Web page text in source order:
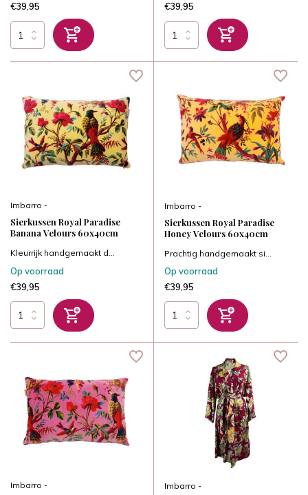
€39,95
€39,95
Imbarro -
Sierkussen Royal Paradise
Banana Velours 60x40cm
Kleurrijk handgemaakt d...
Op voorraad
€39,95
Imbarro -
Sierkussen Royal Paradise
Honey Velours 60x40cm
Prachtig handgemaakt si...
Op voorraad
€39,95
Imbarro - Imbarro -